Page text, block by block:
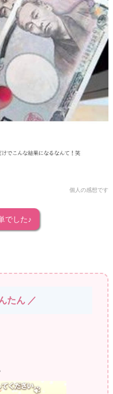
個人の感想です
でした♪
たん ／